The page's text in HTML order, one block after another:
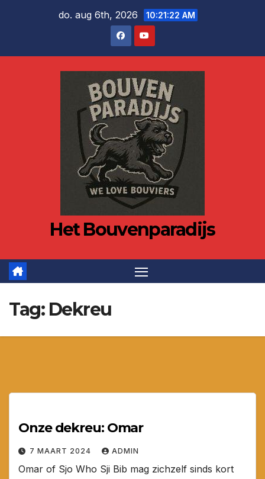
do. aug 6th, 2026 10:21:22 AM
Het Bouvenparadijs
Tag: Dekreu
Onze dekreu: Omar
7 MAART 2024 ADMIN
Omar of Sjo Who Sji Bib mag zichzelf sinds kort